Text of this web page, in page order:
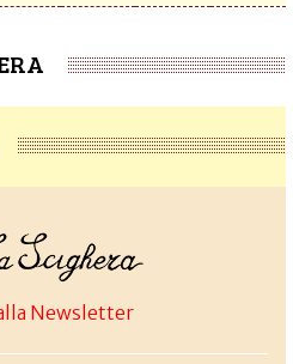
Newsletter